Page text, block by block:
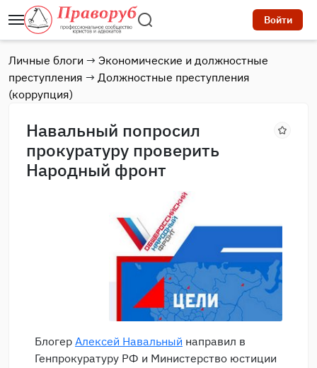
Войти
Личные блоги → Экономические и должностные
преступления → Должностные преступления
(коррупция)
Навальный попросил
прокуратуру проверить
Народный фронт
Блогер Алексей Навальный направил в
Генпрокуратуру РФ и Министерство юстиции